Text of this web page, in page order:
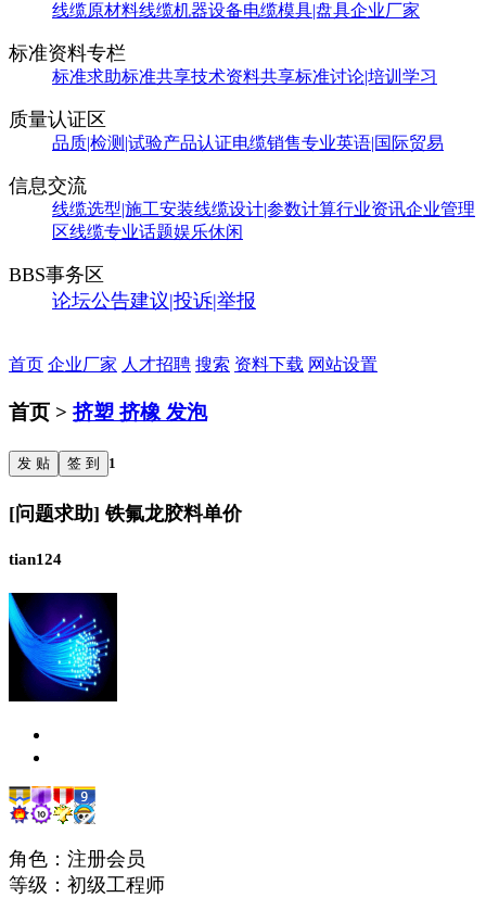
线缆原材料线缆机器设备电缆模具|盘具企业厂家
标准资料专栏
标准求助标准共享技术资料共享标准讨论|培训学习
质量认证区
品质|检测|试验产品认证电缆销售专业英语|国际贸易
信息交流
线缆选型|施工安装线缆设计|参数计算行业资讯企业管理
区线缆专业话题娱乐休闲
BBS事务区
论坛公告建议|投诉|举报
首页 企业厂家 人才招聘 搜索 资料下载 网站设置
首页 > 挤塑 挤橡 发泡
发 贴 签 到 1
[问题求助] 铁氟龙胶料单价
tian124
角色：注册会员
等级：初级工程师